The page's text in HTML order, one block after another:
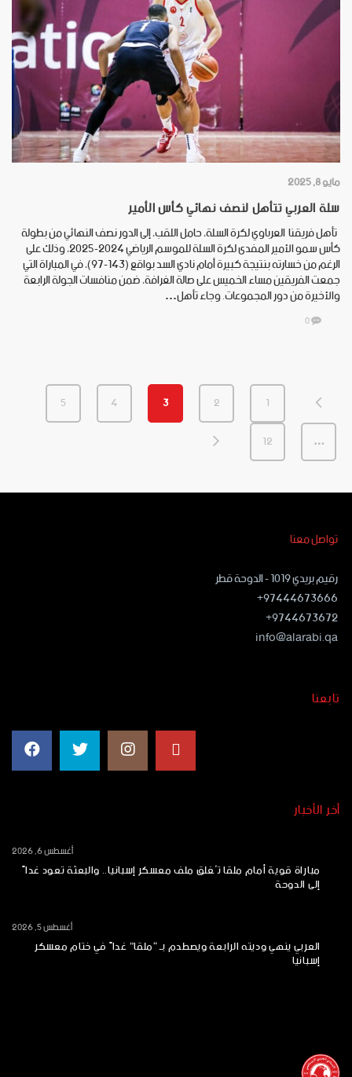
مايو 8, 2025
سلة العربي تتأهل لنصف نهائي كأس الأمير
تأهل فريقنا العرباوي لكرة السلة، حامل اللقب، إلى الدور نصف النهائي من بطولة
كأس سمو الأمير المفدى لكرة السلة للموسم الرياضي 2024-2025، وذلك على
الرغم من خسارته بنتيجة كبيرة أمام نادي السد بواقع (143-97)، في المباراة التي
جمعت الفريقين مساء الخميس على صالة الغرافة، ضمن منافسات الجولة الرابعة
والأخيرة من دور المجموعات. وجاء تأهل…
0
1
2
3
4
5
…
12
تواصل معنا
رقيم بريدي ١٠١٩ - الدوحة قطر
97444673666+
9744673672+
info@alarabi.qa
تابعنا
أخر الأخبار
مباراة قوية أمام ملقا تُغلق ملف معسكر إسبانيا.. والبعثة تعود غداً
إلى الدوحة
أغسطس 6, 2026
العربي ينهي وديته الرابعة ويصطدم بـ “ملقا” غداً في ختام معسكر
إسبانيا
أغسطس 5, 2026